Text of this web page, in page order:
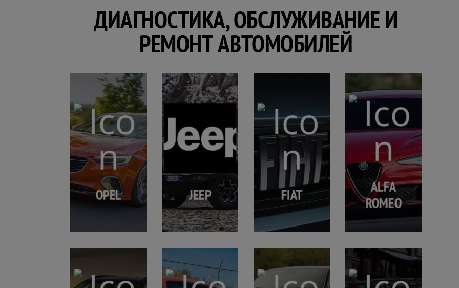
ДИАГНОСТИКА, ОБСЛУЖИВАНИЕ И
РЕМОНТ АВТОМОБИЛЕЙ
OPEL JEEP FIAT ALFA
ROMEO